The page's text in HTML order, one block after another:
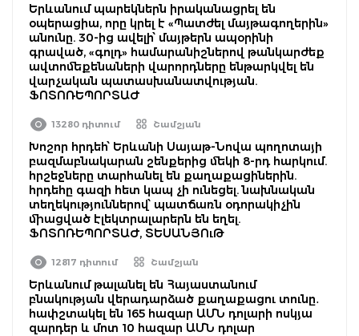
Երևանում պարեկներն իրականացրել են
օպերացիա, որը կրել է «Պատժել մայթագողերին»
անունը. 30-ից ավելի՝ մայթերն ապօրինի
գրաված, «գոլդ» համարանիշներով թանկարժեք
ավտոմեքենաների վարորդները ենթարկվել են
վարչական պատասխանատվության.
ՖՈՏՈՌԵՊՈՐՏԱԺ
13280 դիտում Շամշյան
Խոշոր հրդեհ՝ Երևանի Սայաթ-Նովա պողոտայի
բազմաբնակարան շենքերից մեկի 8-րդ հարկում.
հրշեջները տարհանել են քաղաքացիներին.
հրդեհը գազի հետ կապ չի ունեցել. նախնական
տեղեկություններով՝ պատճառն օդորակիչին
միացված էլեկտրալարերն են եղել.
ՖՈՏՈՌԵՊՈՐՏԱԺ, ՏԵՍԱՆՅՈւԹ
12817 դիտում Շամշյան
Երևանում թալանել են Հայաստանում
բնակության վերադարձած քաղաքացու տունը․
հափշտակել են 165 հազար ԱՄՆ դոլարի ոսկյա
զարդեր և մոտ 10 հազար ԱՄՆ դոլար